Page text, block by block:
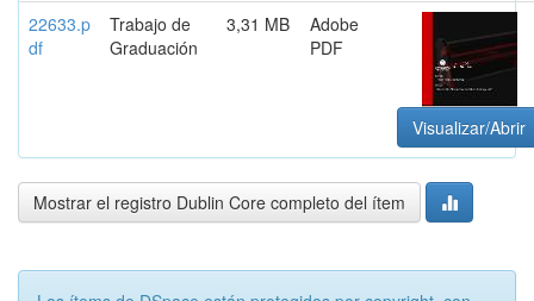
22633.p
df
Trabajo de
Graduación
3,31 MB
Adobe
PDF
Visualizar/Abrir
Mostrar el registro Dublin Core completo del ítem